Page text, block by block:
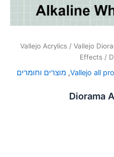
Vallejo Acrylics / Vallejo
Effects /
Vallejo all
, מוצרים וחומרים
Diorama